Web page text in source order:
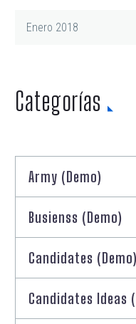
Enero 2018
Categorías
Army (Demo)
Busienss (Demo)
Candidates (Demo)
Candidates Ideas